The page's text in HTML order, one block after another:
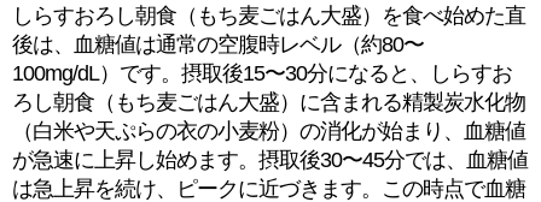
しらすおろし朝食（もち⻨ごはん大盛）を食べ始めた直
後は、血糖値は通常の空腹時レベル（約80〜
100mg/dL）です。摂取後15〜30分になると、しらすお
ろし朝食（もち⻨ごはん大盛）に含まれる精製炭水化物
（白米や天ぷらの衣の小麦粉）の消化が始まり、血糖値
が急速に上昇し始めます。摂取後30〜45分では、血糖値
は急上昇を続け、ピークに近づきます。この時点で血糖